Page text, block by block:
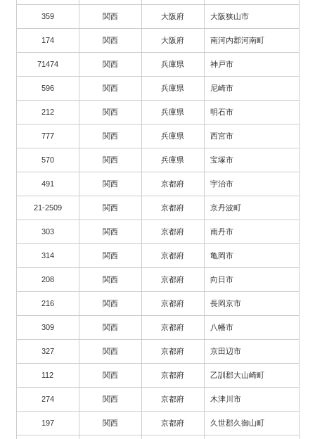
359 関西 大阪府 大阪狭山市
174 関西 大阪府 南河内郡河南町
71474 関西 兵庫県 神戸市
596 関西 兵庫県 尼崎市
212 関西 兵庫県 明石市
777 関西 兵庫県 西宮市
570 関西 兵庫県 宝塚市
491 関西 京都府 宇治市
21-2509 関西 京都府 京丹波町
303 関西 京都府 南丹市
314 関西 京都府 亀岡市
208 関西 京都府 向日市
216 関西 京都府 長岡京市
309 関西 京都府 八幡市
327 関西 京都府 京田辺市
112 関西 京都府 乙訓郡大山崎町
274 関西 京都府 木津川市
197 関西 京都府 久世郡久御山町